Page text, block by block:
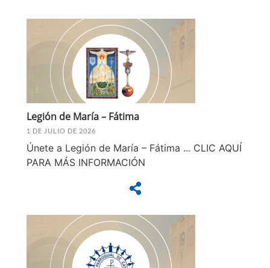
Legión de María – Fátima
1 DE JULIO DE 2026
Únete a Legión de María – Fátima ... CLIC AQUÍ
PARA MÁS INFORMACIÓN